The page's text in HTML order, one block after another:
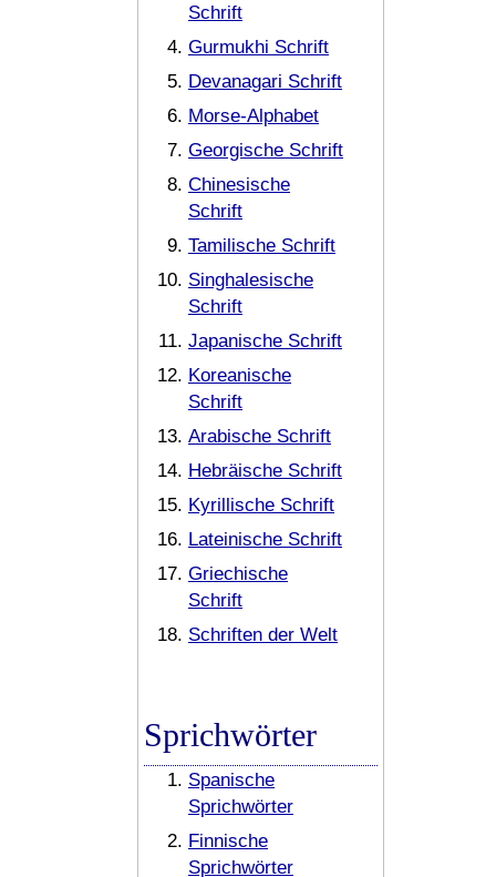
Schrift
Gurmukhi Schrift
Devanagari Schrift
Morse-Alphabet
Georgische Schrift
Chinesische
Schrift
Tamilische Schrift
Singhalesische
Schrift
Japanische Schrift
Koreanische
Schrift
Arabische Schrift
Hebräische Schrift
Kyrillische Schrift
Lateinische Schrift
Griechische
Schrift
Schriften der Welt
Sprichwörter
Spanische
Sprichwörter
Finnische
Sprichwörter